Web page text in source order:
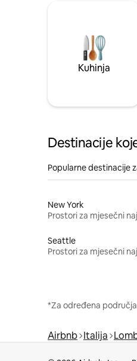
Kuhinja
Destinacije
Popularne destinacije
New York
Prostori za mjesečni
Seattle
Prostori za mjesečni
*Za određena
Airbnb Italija